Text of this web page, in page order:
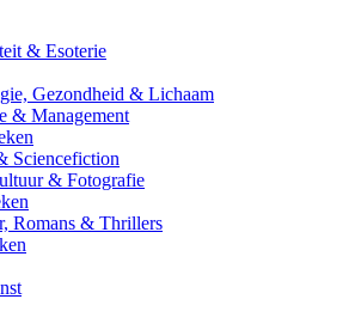
& Esoterie
Gezondheid & Lichaam
& Management
Sciencefiction
& Fotografie
Romans & Thrillers